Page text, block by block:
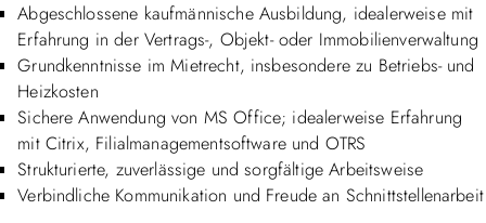
Abgeschlossene kaufmännische Ausbildung, idealerweise mit
Erfahrung in der Vertrags-, Objekt- oder Immobilienverwaltung
Grundkenntnisse im Mietrecht, insbesondere zu Betriebs- und
Heizkosten
Sichere Anwendung von MS Office; idealerweise Erfahrung
mit Citrix, Filialmanagementsoftware und OTRS
Strukturierte, zuverlässige und sorgfältige Arbeitsweise
Verbindliche Kommunikation und Freude an Schnittstellenarbeit